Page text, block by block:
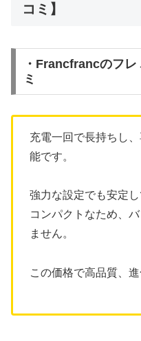
コミ】
・Francfrancのフ
ミ
充電一回で長持ちし
能です。
強力な設定でも安定
コンパクトなため、
ません。
この価格で高品質、